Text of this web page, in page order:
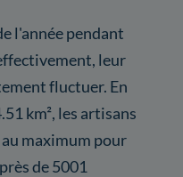
l'année pendant
leur
fluctuer. En
km², les artisans
maximum pour
de 5001